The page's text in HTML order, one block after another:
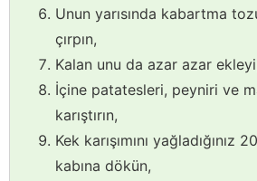
Unun yarısında kabartma
çırpın,
Kalan unu da azar azar
İçine patatesleri, peyniri ve
karıştırın,
Kek karışımını yağladığınız
kabına dökün,